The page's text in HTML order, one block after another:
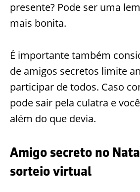
presente? Pode ser uma
mais bonita.
É importante também
de amigos secretos limite
participar de todos. Caso
pode sair pela culatra e
além do que devia.
Amigo secreto no
sorteio virtual